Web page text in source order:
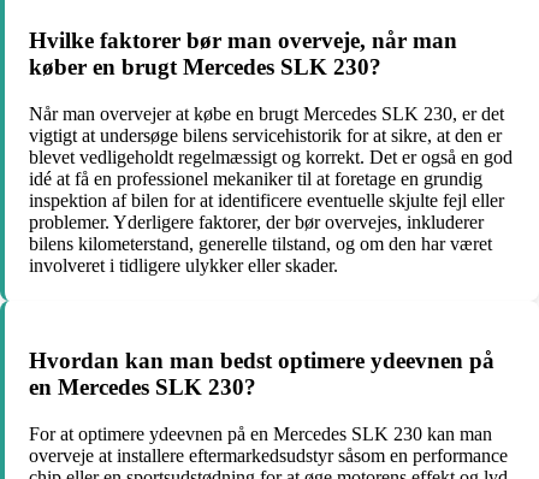
Hvilke faktorer bør man overveje, når man
køber en brugt Mercedes SLK 230?
Når man overvejer at købe en brugt Mercedes SLK 230, er det
vigtigt at undersøge bilens servicehistorik for at sikre, at den er
blevet vedligeholdt regelmæssigt og korrekt. Det er også en god
idé at få en professionel mekaniker til at foretage en grundig
inspektion af bilen for at identificere eventuelle skjulte fejl eller
problemer. Yderligere faktorer, der bør overvejes, inkluderer
bilens kilometerstand, generelle tilstand, og om den har været
involveret i tidligere ulykker eller skader.
Hvordan kan man bedst optimere ydeevnen på
en Mercedes SLK 230?
For at optimere ydeevnen på en Mercedes SLK 230 kan man
overveje at installere eftermarkedsudstyr såsom en performance